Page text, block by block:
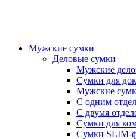
Мужские сумки
Деловые сумки
Мужские
Сумки для
Мужские
С одним
С двумя
Сумки для
Сумки SLIM-